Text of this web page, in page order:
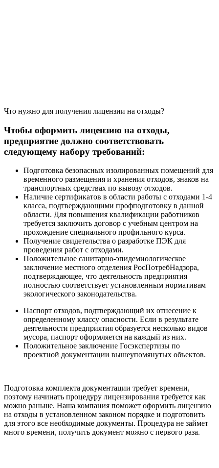
Что нужно для получения лицензии на отходы?
Чтобы оформить лицензию на отходы,
предприятие должно соответствовать
следующему набору требований:
Подготовка безопасных изолированных помещений для
временного размещения и хранения отходов, знаков на
транспортных средствах по вывозу отходов.
Наличие сертификатов в области работы с отходами 1-4
класса, подтверждающими профподготовку в данной
области. Для повышения квалификации работников
требуется заключить договор с учебным центром на
прохождение специального профильного курса.
Получение свидетельства о разработке ПЭК для
проведения работ с отходами.
Положительное санитарно-эпидемиологическое
заключение местного отделения РосПотребНадзора,
подтверждающее, что деятельность предприятия
полностью соответствует установленным нормативам
экологического законодательства.
Паспорт отходов, подтверждающий их отнесение к
определенному классу опасности. Если в результате
деятельности предприятия образуется несколько видов
мусора, паспорт оформляется на каждый из них.
Положительное заключение Госэкспертизы по
проектной документации вышеупомянутых объектов.
Подготовка комплекта документации требует времени,
поэтому начинать процедуру лицензирования требуется как
можно раньше. Наша компания поможет оформить лицензию
на отходы в установленном законом порядке и подготовить
для этого все необходимые документы. Процедура не займет
много времени, получить документ можно с первого раза.